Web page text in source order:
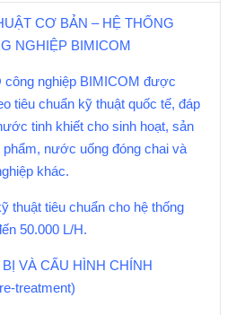
CƠ BẢN – HỆ THỐNG
NGHIỆP BIMICOM
nghiệp BIMICOM được
tiêu chuẩn kỹ thuật quốc tế, đáp
tinh khiết cho sinh hoạt, sản
nước uống đóng chai và
khác.
thuật tiêu chuẩn cho hệ thống
50.000 L/H.
VÀ CẤU HÌNH CHÍNH
treatment)